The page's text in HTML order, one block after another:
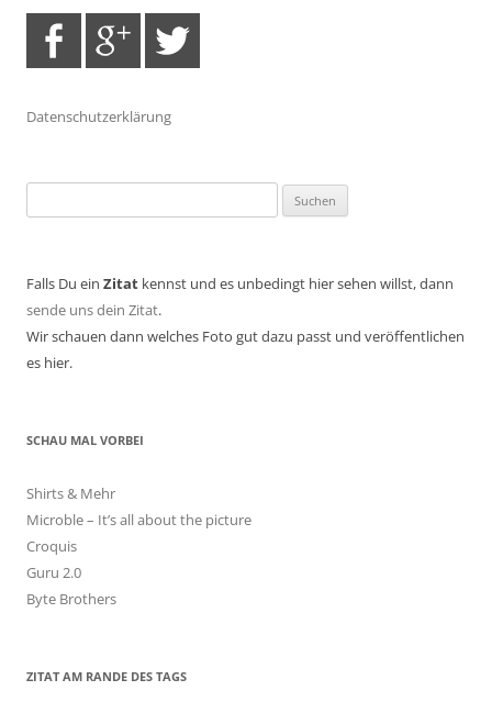
Datenschutzerklärung
nach:
Falls Du ein Zitat kennst und es unbedingt hier sehen willst, dann
sende uns dein Zitat.
Wir schauen dann welches Foto gut dazu passt und veröffentlichen
es hier.
SCHAU MAL VORBEI
Shirts & Mehr
Microble – It’s all about the picture
Croquis
Guru 2.0
Byte Brothers
ZITAT AM RANDE DES TAGS